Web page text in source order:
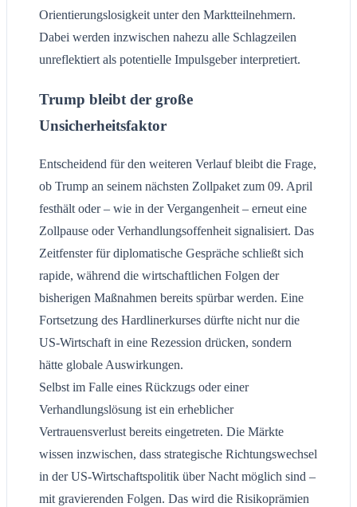
Orientierungslosigkeit unter den Marktteilnehmern.
Dabei werden inzwischen nahezu alle Schlagzeilen
unreflektiert als potentielle Impulsgeber interpretiert.
Trump bleibt der große
Unsicherheitsfaktor
Entscheidend für den weiteren Verlauf bleibt die Frage,
ob Trump an seinem nächsten Zollpaket zum 09. April
festhält oder – wie in der Vergangenheit – erneut eine
Zollpause oder Verhandlungsoffenheit signalisiert. Das
Zeitfenster für diplomatische Gespräche schließt sich
rapide, während die wirtschaftlichen Folgen der
bisherigen Maßnahmen bereits spürbar werden. Eine
Fortsetzung des Hardlinerkurses dürfte nicht nur die
US-Wirtschaft in eine Rezession drücken, sondern
hätte globale Auswirkungen.
Selbst im Falle eines Rückzugs oder einer
Verhandlungslösung ist ein erheblicher
Vertrauensverlust bereits eingetreten. Die Märkte
wissen inzwischen, dass strategische Richtungswechsel
in der US-Wirtschaftspolitik über Nacht möglich sind –
mit gravierenden Folgen. Das wird die Risikoprämien